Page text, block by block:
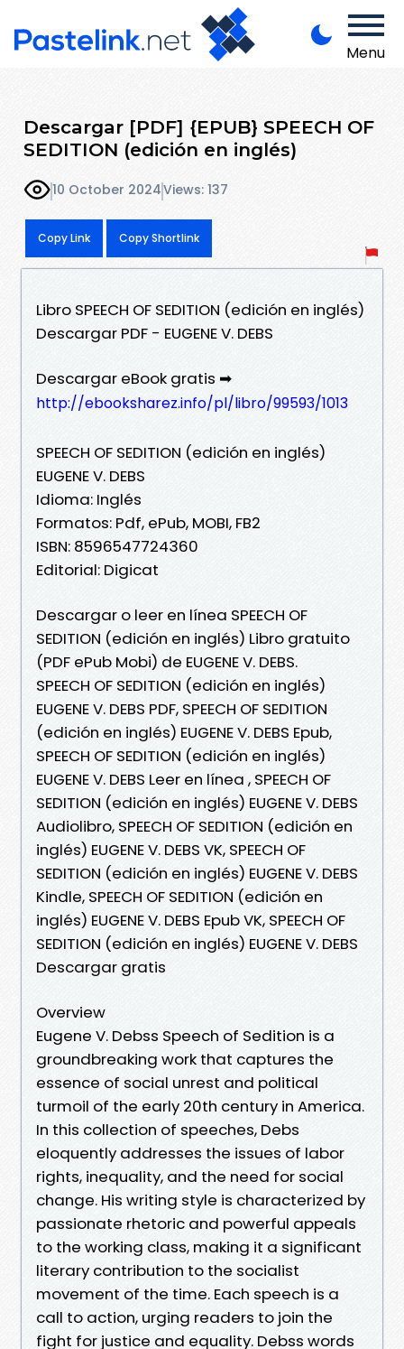
Menu
Descargar [PDF] {EPUB} SPEECH OF
SEDITION (edición en inglés)
10 October 2024Views: 137
Copy Link Copy Shortlink
Libro SPEECH OF SEDITION (edición en inglés)
Descargar PDF - EUGENE V. DEBS
Descargar eBook gratis ➡
http://ebooksharez.info/pl/libro/99593/1013
SPEECH OF SEDITION (edición en inglés)
EUGENE V. DEBS
Idioma: Inglés
Formatos: Pdf, ePub, MOBI, FB2
ISBN: 8596547724360
Editorial: Digicat
Descargar o leer en línea SPEECH OF
SEDITION (edición en inglés) Libro gratuito
(PDF ePub Mobi) de EUGENE V. DEBS.
SPEECH OF SEDITION (edición en inglés)
EUGENE V. DEBS PDF, SPEECH OF SEDITION
(edición en inglés) EUGENE V. DEBS Epub,
SPEECH OF SEDITION (edición en inglés)
EUGENE V. DEBS Leer en línea , SPEECH OF
SEDITION (edición en inglés) EUGENE V. DEBS
Audiolibro, SPEECH OF SEDITION (edición en
inglés) EUGENE V. DEBS VK, SPEECH OF
SEDITION (edición en inglés) EUGENE V. DEBS
Kindle, SPEECH OF SEDITION (edición en
inglés) EUGENE V. DEBS Epub VK, SPEECH OF
SEDITION (edición en inglés) EUGENE V. DEBS
Descargar gratis
Overview
Eugene V. Debss Speech of Sedition is a
groundbreaking work that captures the
essence of social unrest and political
turmoil of the early 20th century in America.
In this collection of speeches, Debs
eloquently addresses the issues of labor
rights, inequality, and the need for social
change. His writing style is characterized by
passionate rhetoric and powerful appeals
to the working class, making it a significant
literary contribution to the socialist
movement of the time. Each speech is a
call to action, urging readers to join the
fight for justice and equality. Debss words